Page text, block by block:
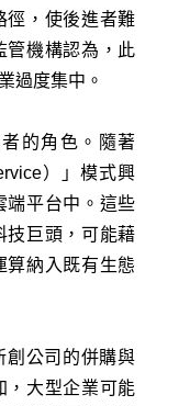
徑，使後進者難
管機構認為，此
過度集中。
的角色。隨著
）」模式興
端平台中。這些
技巨頭，可能藉
算納入既有生態
創公司的併購與
，大型企業可能